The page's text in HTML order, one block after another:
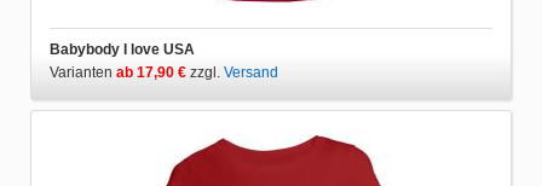
Babybody I love USA
Varianten ab 17,90 € zzgl. Versand